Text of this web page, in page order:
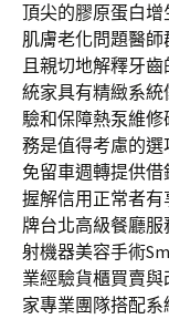
頂尖的膠原蛋白
肌膚老化問題醫
且親切地解釋牙
統家具有精緻系
驗和保障熱泵維
務是值得考慮的
免留車週轉提供
握解信用正常者
牌台北高級餐廳
射機器美容手術
業經驗貨櫃買賣
家專業團隊搭配